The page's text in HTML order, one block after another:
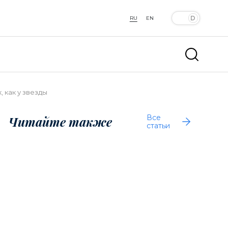
RU EN
у звезды
Читайте также
Все
статьи